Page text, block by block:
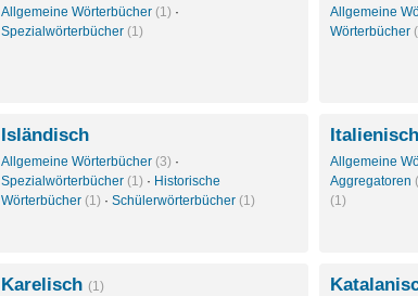
Allgemeine Wörterbücher (1) ·
Spezialwörterbücher (1)
Allgemeine
Wörterbücher
Isländisch
Allgemeine Wörterbücher (3) ·
Spezialwörterbücher (1) · Historische
Wörterbücher (1) · Schülerwörterbücher (1)
Italienisch
Allgemeine
Aggregatoren
(1)
Karelisch (1)